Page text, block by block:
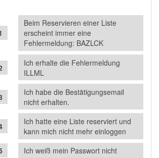
Beim Reservieren einer Liste
erscheint immer eine
Fehlermeldung: BAZLCK
Ich erhalte die Fehlermeldung
ILLML
Ich habe die Bestätigungsemail
nicht erhalten.
Ich hatte eine Liste reserviert und
kann mich nicht mehr einloggen
Ich weiß mein Passwort nicht